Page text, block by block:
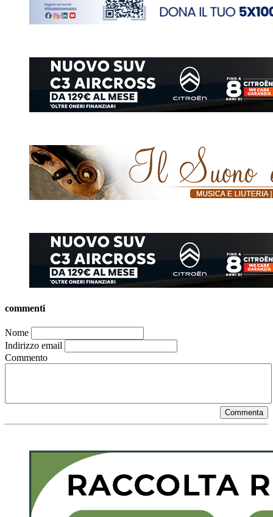
commenti
Nome
Indirizzo email
Commento
Commenta